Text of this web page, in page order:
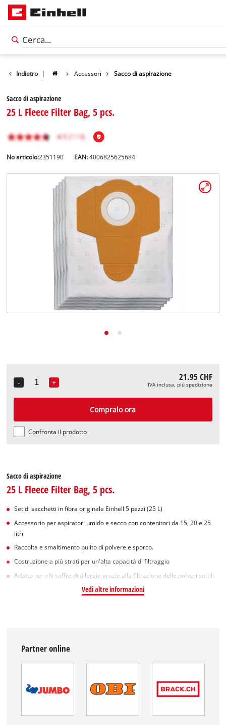
Indietro | Accessori Sacco di aspirazione
Sacco di aspirazione
25 L Fleece Filter Bag, 5 pcs.
No articolo:2351190 EAN:4006825625684
-
Quantity
+ 21.95 CHF
IVA inclusa, più spedizione
Compralo ora
Confronta il prodotto
Sacco di aspirazione
25 L Fleece Filter Bag, 5 pcs.
Set di sacchetti in fibra originale Einhell 5 pezzi (25 L)
Accessorio per aspiratori umido e secco con contenitori da 15, 20 e 25
litri
Raccolta e smaltimento pulito di polvere e sporco.
Costruzione a più strati per un'alta capacità di filtraggio
Adatto per chi soffre di allergie grazie alla filtrazione delle polveri sottili.
Vedi altre informazioni
Partner online